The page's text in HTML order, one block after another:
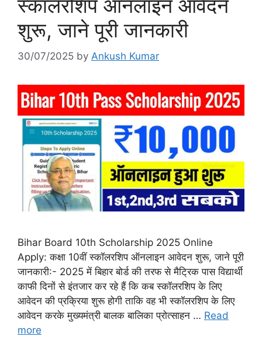
स्कॉलरशिप ऑनलाइन आवेदन
शुरू, जाने पूरी जानकारी
30/07/2025 by Ankush Kumar
Bihar Board 10th Scholarship 2025 Online
Apply: कक्षा 10वीं स्कॉलरशिप ऑनलाइन आवेदन शुरू, जाने पूरी
जानकारी:- 2025 में बिहार बोर्ड की तरफ से मैट्रिक पास विद्यार्थी
काफी दिनों से इंतजार कर रहे हैं कि कब स्कॉलरशिप के लिए
आवेदन की प्रक्रिया शुरू होगी ताकि वह भी स्कॉलरशिप के लिए
आवेदन करके मुख्यमंत्री बालक बालिका प्रोत्साहन … Read
more